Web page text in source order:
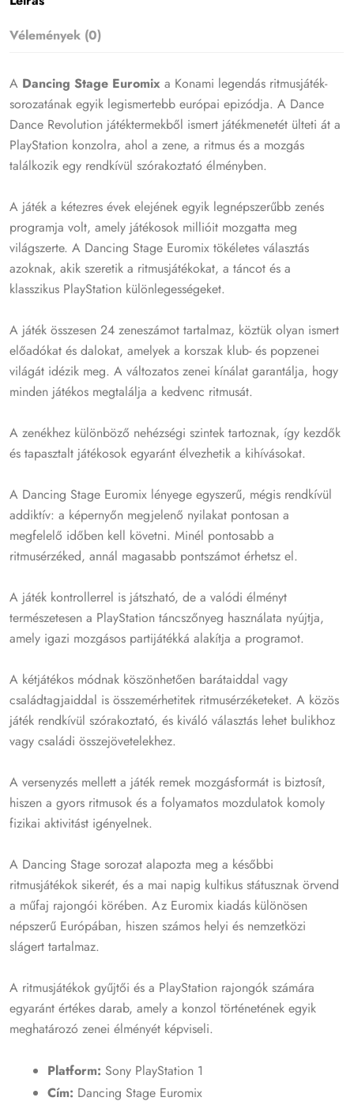
Vélemények (0)
A Dancing Stage Euromix a Konami legendás ritmusjáték-
sorozatának egyik legismertebb európai epizódja. A Dance
Dance Revolution játéktermekből ismert játékmenetét ülteti át a
PlayStation konzolra, ahol a zene, a ritmus és a mozgás
találkozik egy rendkívül szórakoztató élményben.
A játék a kétezres évek elejének egyik legnépszerűbb zenés
programja volt, amely játékosok millióit mozgatta meg
világszerte. A Dancing Stage Euromix tökéletes választás
azoknak, akik szeretik a ritmusjátékokat, a táncot és a
klasszikus PlayStation különlegességeket.
A játék összesen 24 zeneszámot tartalmaz, köztük olyan ismert
előadókat és dalokat, amelyek a korszak klub- és popzenei
világát idézik meg. A változatos zenei kínálat garantálja, hogy
minden játékos megtalálja a kedvenc ritmusát.
A zenékhez különböző nehézségi szintek tartoznak, így kezdők
és tapasztalt játékosok egyaránt élvezhetik a kihívásokat.
A Dancing Stage Euromix lényege egyszerű, mégis rendkívül
addiktív: a képernyőn megjelenő nyilakat pontosan a
megfelelő időben kell követni. Minél pontosabb a
ritmusérzéked, annál magasabb pontszámot érhetsz el.
A játék kontrollerrel is játszható, de a valódi élményt
természetesen a PlayStation táncszőnyeg használata nyújtja,
amely igazi mozgásos partijátékká alakítja a programot.
A kétjátékos módnak köszönhetően barátaiddal vagy
családtagjaiddal is összemérhetitek ritmusérzéketeket. A közös
játék rendkívül szórakoztató, és kiváló választás lehet bulikhoz
vagy családi összejövetelekhez.
A versenyzés mellett a játék remek mozgásformát is biztosít,
hiszen a gyors ritmusok és a folyamatos mozdulatok komoly
fizikai aktivitást igényelnek.
A Dancing Stage sorozat alapozta meg a későbbi
ritmusjátékok sikerét, és a mai napig kultikus státusznak örvend
a műfaj rajongói körében. Az Euromix kiadás különösen
népszerű Európában, hiszen számos helyi és nemzetközi
slágert tartalmaz.
A ritmusjátékok gyűjtői és a PlayStation rajongók számára
egyaránt értékes darab, amely a konzol történetének egyik
meghatározó zenei élményét képviseli.
Platform: Sony PlayStation 1
Cím: Dancing Stage Euromix